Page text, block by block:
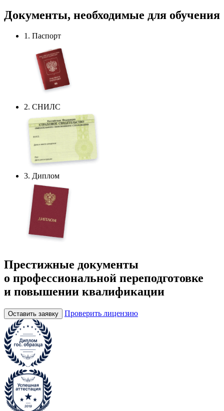
Документы, необходимые для обучения
1. Паспорт
2. СНИЛС
3. Диплом
Престижные документы
о профессиональной переподготовке
и повышении квалификации
Оставить заявку Проверить лицензию